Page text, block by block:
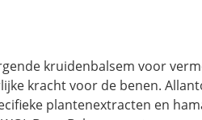
kruidenbalsem voor
kracht voor de benen.
plantenextracten en